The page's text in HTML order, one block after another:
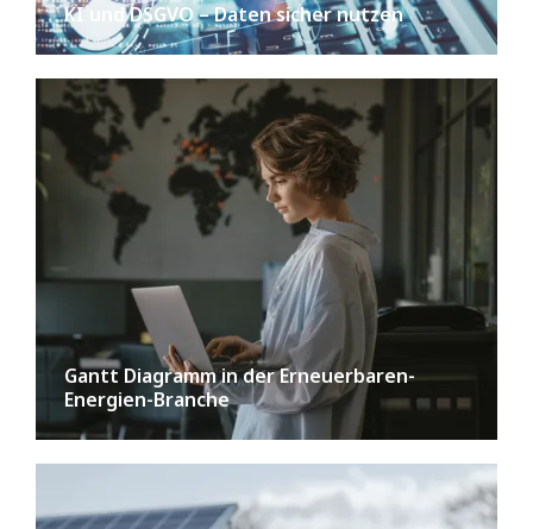
KI und DSGVO – Daten sicher nutzen
Gantt Diagramm in der Erneuerbaren-
Energien-Branche